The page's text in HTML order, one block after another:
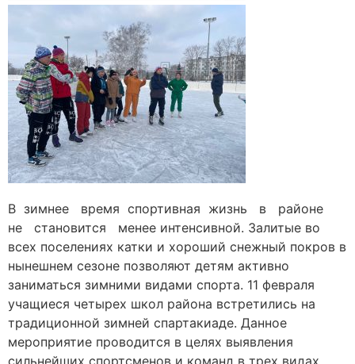
В зимнее время спортивная жизнь в районе
не становится менее интенсивной. Залитые во
всех поселениях катки и хороший снежный покров в
нынешнем сезоне позволяют детям активно
заниматься зимними видами спорта. 11 февраля
учащиеся четырех школ района встретились на
традиционной зимней спартакиаде. Данное
мероприятие проводится в целях выявления
сильнейших спортсменов и команд в трех видах